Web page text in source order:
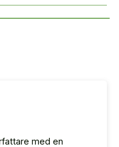
med en